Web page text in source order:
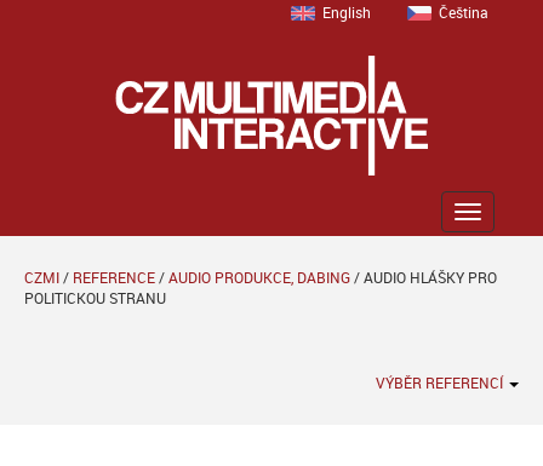
English Čeština
Zobrazit
menu
CZMI/ REFERENCE/AUDIO PRODUKCE, DABING/AUDIO HLÁŠKY PRO
POLITICKOU STRANU
VÝBĚR REFERENCÍ